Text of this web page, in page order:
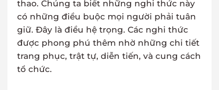
thao. Chúng ta biết những nghi thức này
có những điều buộc mọi người phải tuân
giữ. Đây là điều hệ trọng. Các nghi thức
được phong phú thêm nhờ những chi tiết
trang phục, trật tự, diễn tiến, và cung cách
tổ chức.